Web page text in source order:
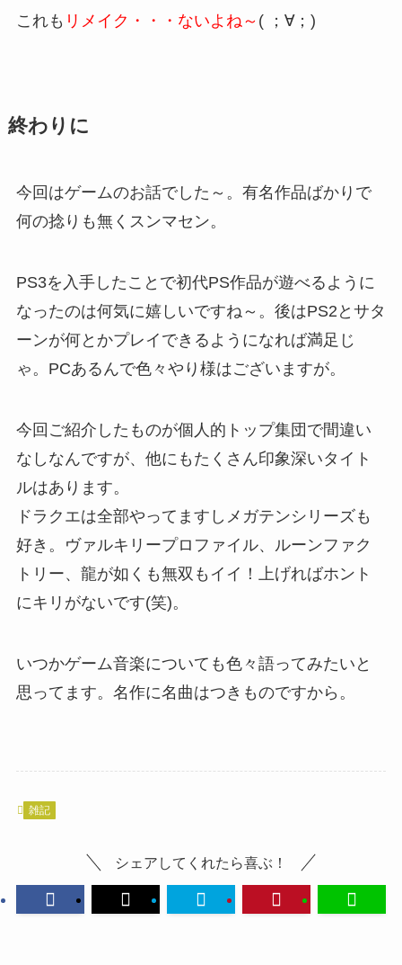
これも リメイク・・・ないよね～ ( ；∀；)
終わりに
今回はゲームのお話でした～。有名作品ばかりで
何の捻りも無くスンマセン。
PS3を入手したことで初代PS作品が遊べるように
なったのは何気に嬉しいですね～。後はPS2とサタ
ーンが何とかプレイできるようになれば満足じ
ゃ。PCあるんで色々やり様はございますが。
今回ご紹介したものが個人的トップ集団で間違い
なしなんですが、他にもたくさん印象深いタイト
ルはあります。
ドラクエは全部やってますしメガテンシリーズも
好き。ヴァルキリープロファイル、ルーンファク
トリー、龍が如くも無双もイイ！上げればホント
にキリがないです(笑)。
いつかゲーム音楽についても色々語ってみたいと
思ってます。名作に名曲はつきものですから。
雑記
シェアしてくれたら喜ぶ！